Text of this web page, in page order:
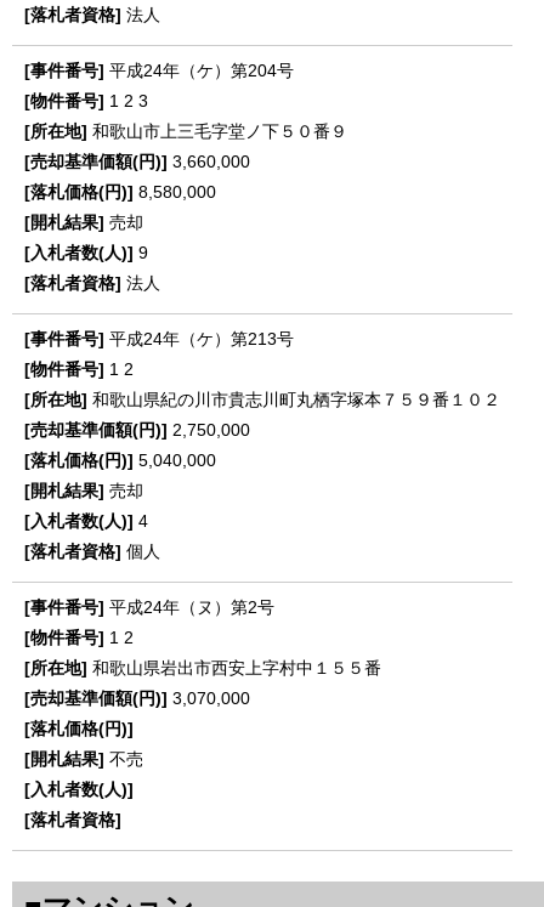
法人
平成24年（ケ）第204号
1 2 3
和歌山市上三毛字堂ノ下５０番９
3,660,000
8,580,000
売却
9
法人
平成24年（ケ）第213号
1 2
和歌山県紀の川市貴志川町丸栖字塚本７５９番１０２
2,750,000
5,040,000
売却
4
個人
平成24年（ヌ）第2号
1 2
和歌山県岩出市西安上字村中１５５番
3,070,000
不売